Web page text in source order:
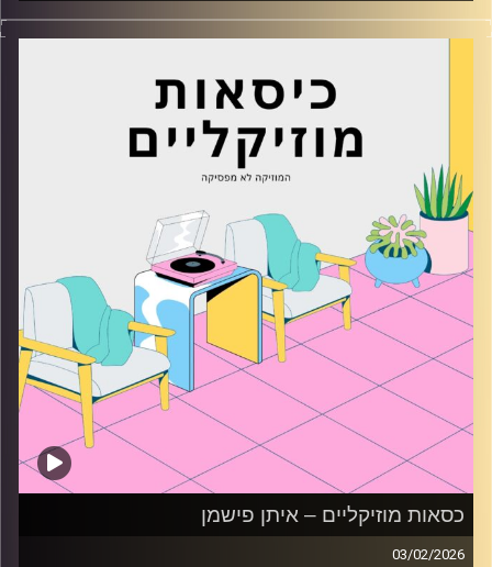
כסאות מוזיקליים עם רון פיירטג
כסאות מוזיקליים – איתן פישמן
03/02/2026